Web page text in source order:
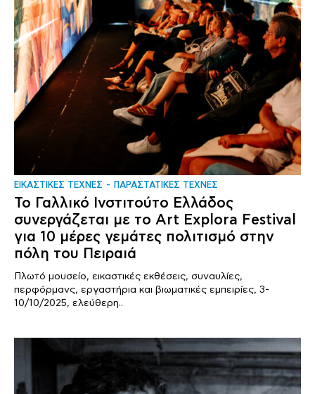
ΕΙΚΑΣΤΙΚΕΣ ΤΕΧΝΕΣ ΠΑΡΑΣΤΑΤΙΚΕΣ ΤΕΧΝΕΣ
Το Γαλλικό Ινστιτούτο Ελλάδος
συνεργάζεται με το Art Explora Festival
για 10 μέρες γεμάτες πολιτισμό στην
πόλη του Πειραιά
Πλωτό μουσείο, εικαστικές εκθέσεις, συναυλίες,
περφόρμανς, εργαστήρια και βιωματικές εμπειρίες, 3-
10/10/2025, ελεύθερη..